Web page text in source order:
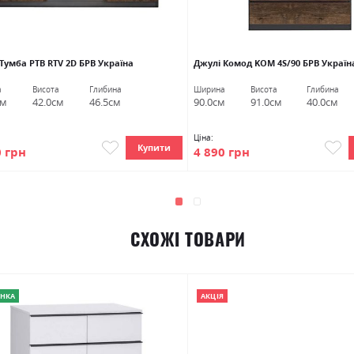
РТВ RTV 2D БРВ Україна
Висота
42.0см
Глибина
46.5см
грн Купити
Джулі Комод KOM 4S/90 БРВ
Ширина
90.0см
Висота
91.0см
Глибина
40.0см
Ціна:
4 890 грн
СХОЖІ ТОВАРИ
АКЦІЯ